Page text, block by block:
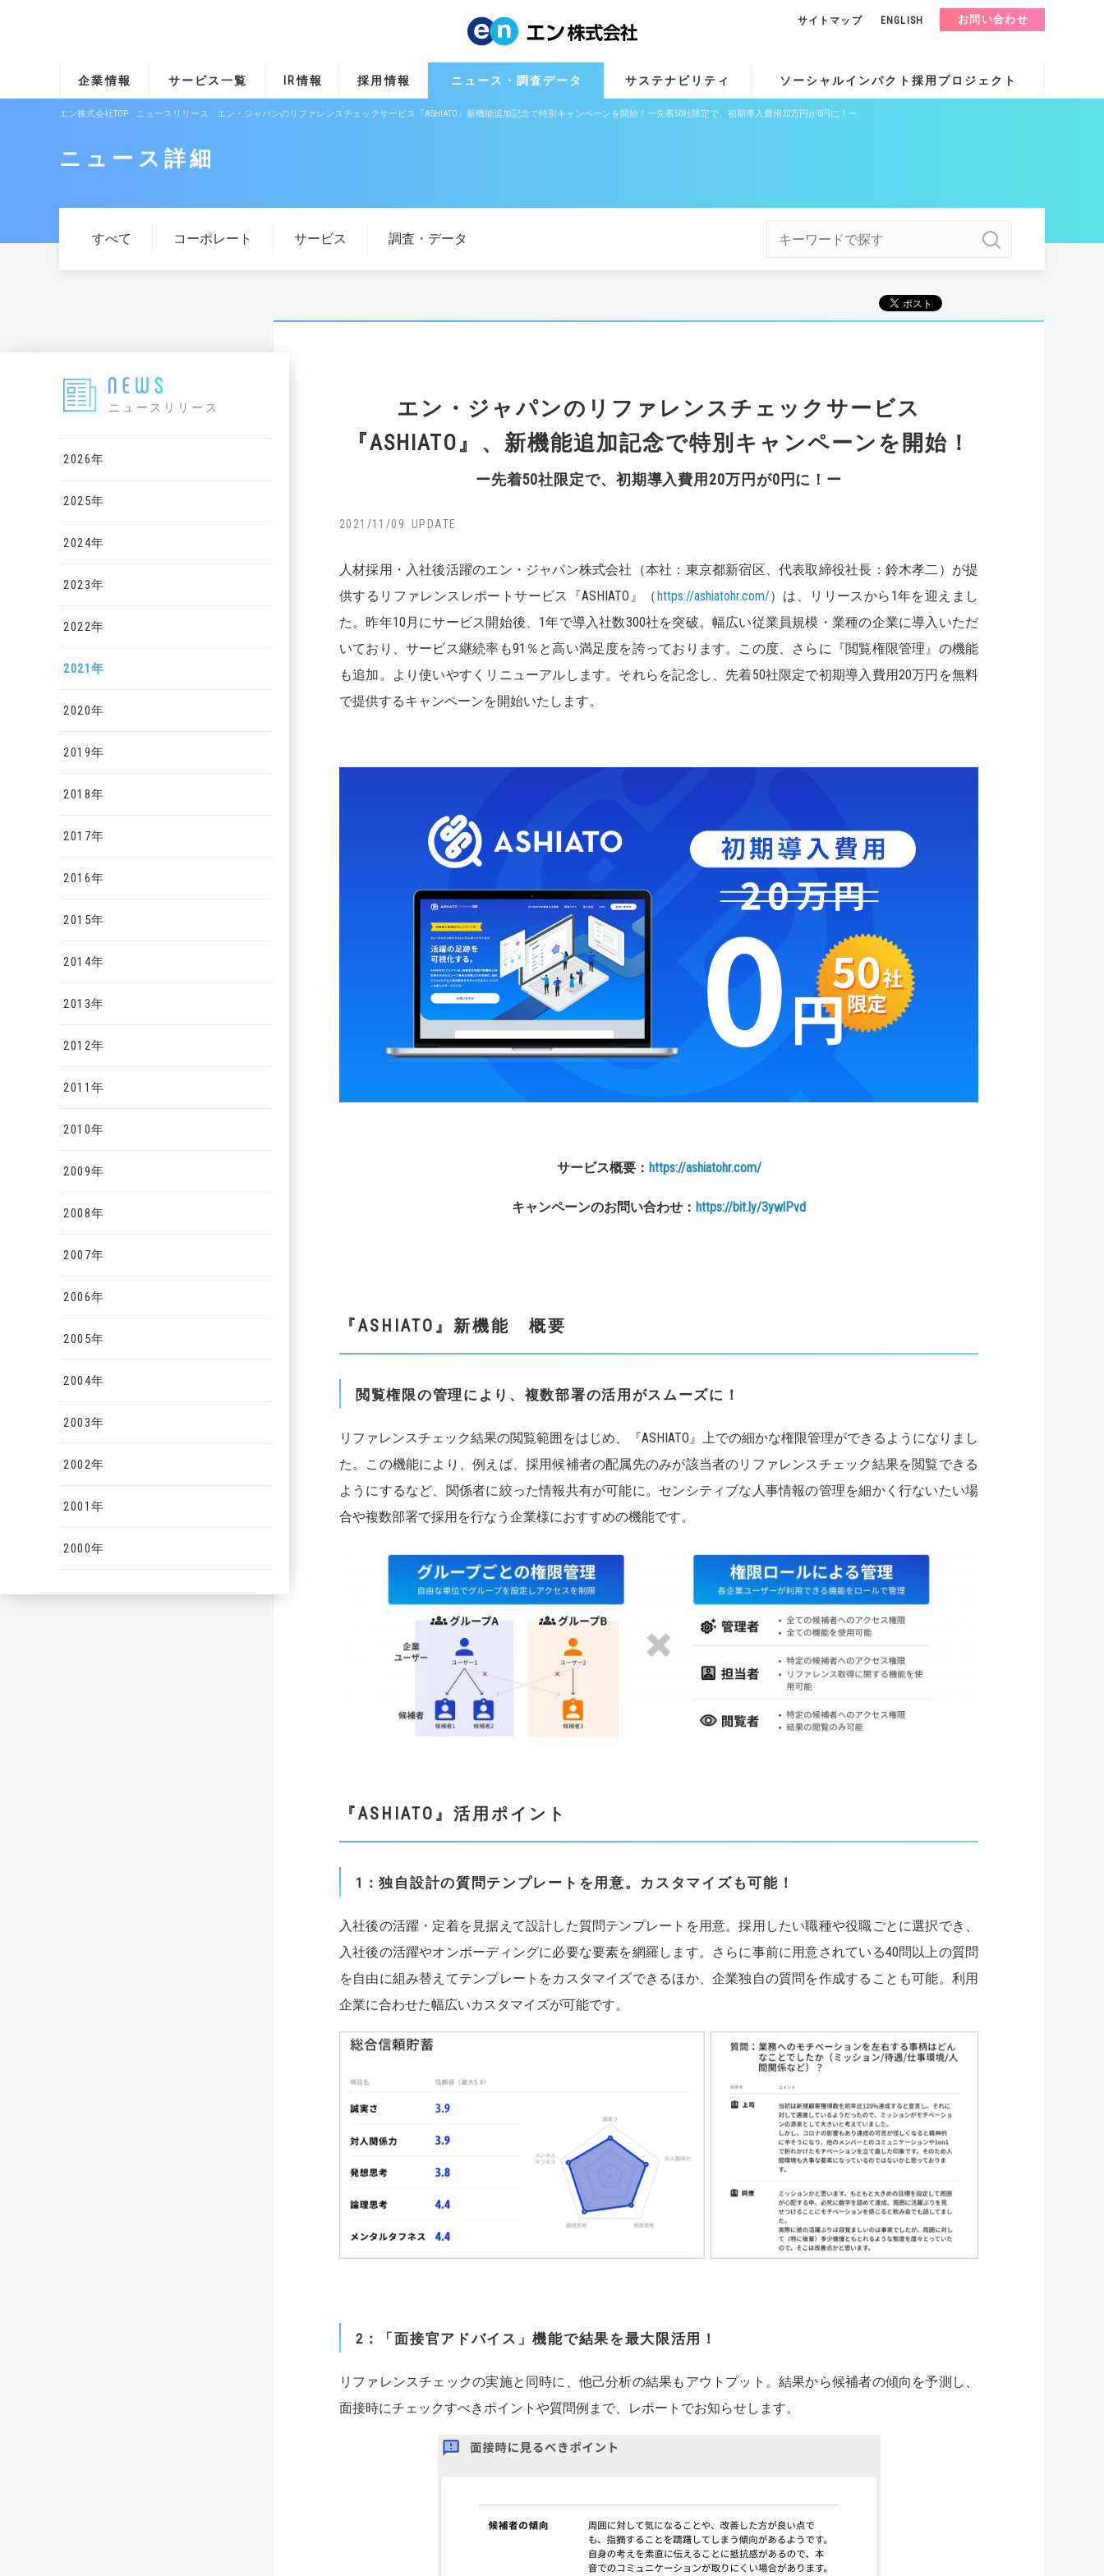
企業情報 サービス一覧 IR情報 採用情報 ニュース・調査データ サステナビリティ ソーシャルインパクト採用プロジェクト
サイトマップ ENGLISH お問い合わせ
エン株式会社TOP ニュースリリース エン・ジャパンのリファレンスチェックサービス『ASHIATO』新機能追加記念で特別キャンペーンを開始！ー先着50社限定で、初期導入費用20万円が0円に！ー
ニュース詳細
すべて コーポレート サービス 調査・データ
ニュースリリース
2026年
2025年
2024年
2023年
2022年
2021年
2020年
2019年
2018年
2017年
2016年
2015年
2014年
2013年
2012年
2011年
2010年
2009年
2008年
2007年
2006年
2005年
2004年
2003年
2002年
2001年
2000年
エン・ジャパンのリファレンスチェックサービス
『ASHIATO』、新機能追加記念で特別キャンペーンを開始！
ー先着50社限定で、初期導入費用20万円が0円に！ー
2021/11/09
人材採用・入社後活躍のエン・ジャパン株式会社（本社：東京都新宿区、代表取締役社長：鈴木孝二）が提
供するリファレンスレポートサービス『ASHIATO』（https://ashiatohr.com/）は、リリースから1年を迎えまし
た。昨年10月にサービス開始後、1年で導入社数300社を突破。幅広い従業員規模・業種の企業に導入いただ
いており、サービス継続率も91％と高い満足度を誇っております。この度、さらに『閲覧権限管理』の機能
も追加。より使いやすくリニューアルします。それらを記念し、先着50社限定で初期導入費用20万円を無料
で提供するキャンペーンを開始いたします。
サービス概要： https://ashiatohr.com/
キャンペーンのお問い合わせ： https://bit.ly/3ywlPvd
『ASHIATO』 新機能 概要
閲覧権限の管理により、複数部署の活用がスムーズに！
リファレンスチェック結果の閲覧範囲をはじめ、『ASHIATO』上での細かな権限管理ができるようになりまし
た。この機能により、例えば、採用候補者の配属先のみが該当者のリファレンスチェック結果を閲覧できる
ようにするなど、関係者に絞った情報共有が可能に。センシティブな人事情報の管理を細かく行ないたい場
合や複数部署で採用を行なう企業様におすすめの機能です。
『ASHIATO』 活用ポイント
1：独自設計の質問テンプレートを用意。カスタマイズも可能！
入社後の活躍・定着を見据えて設計した質問テンプレートを用意。採用したい職種や役職ごとに選択でき、
入社後の活躍やオンボーディングに必要な要素を網羅します。さらに事前に用意されている40問以上の質問
を自由に組み替えてテンプレートをカスタマイズできるほか、企業独自の質問を作成することも可能。利用
企業に合わせた幅広いカスタマイズが可能です。
2： 「面接官アドバイス」機能で結果を最大限活用！
リファレンスチェックの実施と同時に、他己分析の結果もアウトプット。結果から候補者の傾向を予測し、
面接時にチェックすべきポイントや質問例まで、レポートでお知らせします。